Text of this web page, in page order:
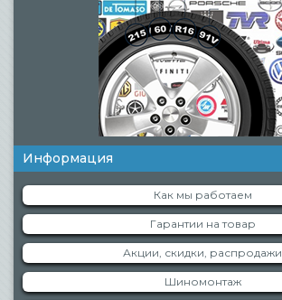
Информация
Как мы работаем
Гарантии на товар
Акции, скидки, распродажи
Шиномонтаж